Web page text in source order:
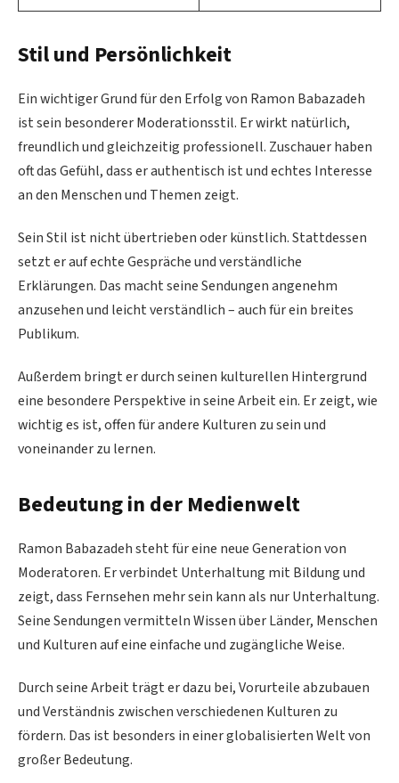
Stil und Persönlichkeit
Ein wichtiger Grund für den Erfolg von Ramon Babazadeh
ist sein besonderer Moderationsstil. Er wirkt natürlich,
freundlich und gleichzeitig professionell. Zuschauer haben
oft das Gefühl, dass er authentisch ist und echtes Interesse
an den Menschen und Themen zeigt.
Sein Stil ist nicht übertrieben oder künstlich. Stattdessen
setzt er auf echte Gespräche und verständliche
Erklärungen. Das macht seine Sendungen angenehm
anzusehen und leicht verständlich – auch für ein breites
Publikum.
Außerdem bringt er durch seinen kulturellen Hintergrund
eine besondere Perspektive in seine Arbeit ein. Er zeigt, wie
wichtig es ist, offen für andere Kulturen zu sein und
voneinander zu lernen.
Bedeutung in der Medienwelt
Ramon Babazadeh steht für eine neue Generation von
Moderatoren. Er verbindet Unterhaltung mit Bildung und
zeigt, dass Fernsehen mehr sein kann als nur Unterhaltung.
Seine Sendungen vermitteln Wissen über Länder, Menschen
und Kulturen auf eine einfache und zugängliche Weise.
Durch seine Arbeit trägt er dazu bei, Vorurteile abzubauen
und Verständnis zwischen verschiedenen Kulturen zu
fördern. Das ist besonders in einer globalisierten Welt von
großer Bedeutung.